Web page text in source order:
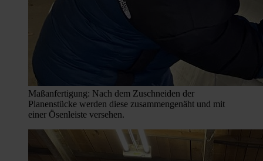
Maßanfertigung: Nach dem Zuschneiden der
Planenstücke werden diese zusammengenäht und mit
einer Ösenleiste versehen.